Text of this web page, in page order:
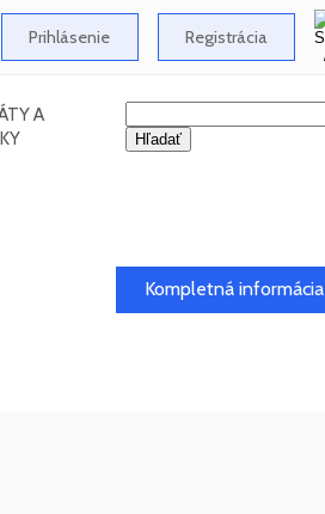
Prihlásenie Registrácia
A
Kompletná informácia